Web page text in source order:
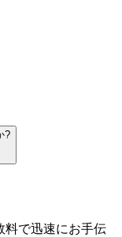
?
料で迅速にお手伝